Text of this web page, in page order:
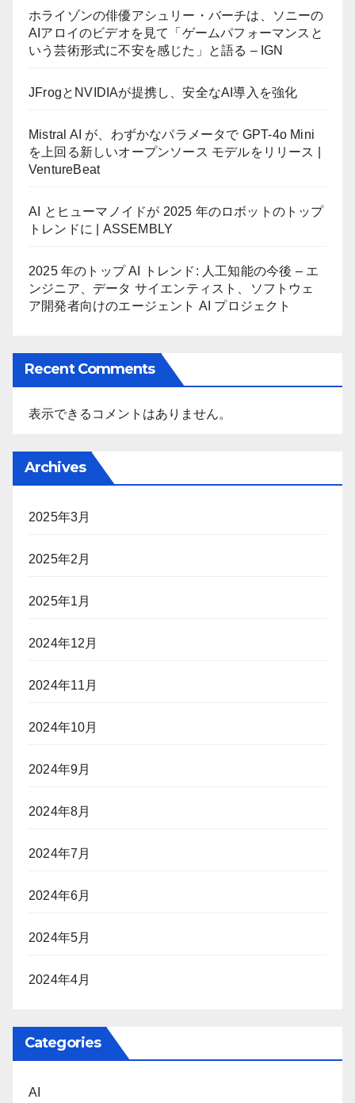
ホライゾンの俳優アシュリー・バーチは、ソニーの
AIアロイのビデオを見て「ゲームパフォーマンスと
いう芸術形式に不安を感じた」と語る – IGN
JFrogとNVIDIAが提携し、安全なAI導入を強化
Mistral AI が、わずかなパラメータで GPT-4o Mini
を上回る新しいオープンソース モデルをリリース |
VentureBeat
AI とヒューマノイドが 2025 年のロボットのトップ
トレンドに | ASSEMBLY
2025 年のトップ AI トレンド: 人工知能の今後 – エ
ンジニア、データ サイエンティスト、ソフトウェ
ア開発者向けのエージェント AI プロジェクト
Recent Comments
表示できるコメントはありません。
Archives
2025年3月
2025年2月
2025年1月
2024年12月
2024年11月
2024年10月
2024年9月
2024年8月
2024年7月
2024年6月
2024年5月
2024年4月
Categories
AI